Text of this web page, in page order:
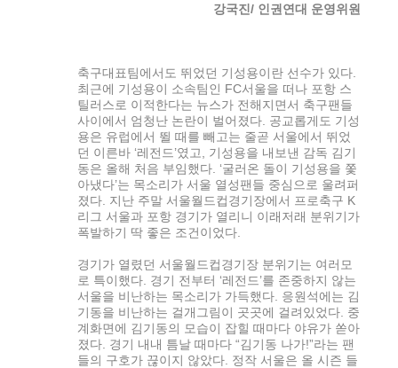
강국진/ 인권연대 운영위원
축구대표팀에서도 뛰었던 기성용이란 선수가 있다.
최근에 기성용이 소속팀인 FC서울을 떠나 포항 스
틸러스로 이적한다는 뉴스가 전해지면서 축구팬들
사이에서 엄청난 논란이 벌어졌다. 공교롭게도 기성
용은 유럽에서 뛸 때를 빼고는 줄곧 서울에서 뛰었
던 이른바 ‘레전드’였고, 기성용을 내보낸 감독 김기
동은 올해 처음 부임했다. ‘굴러온 돌이 기성용을 쫓
아냈다’는 목소리가 서울 열성팬들 중심으로 울려퍼
졌다. 지난 주말 서울월드컵경기장에서 프로축구 K
리그 서울과 포항 경기가 열리니 이래저래 분위기가
폭발하기 딱 좋은 조건이었다.
경기가 열렸던 서울월드컵경기장 분위기는 여러모
로 특이했다. 경기 전부터 ‘레전드’를 존중하지 않는
서울을 비난하는 목소리가 가득했다. 응원석에는 김
기동을 비난하는 걸개그림이 곳곳에 걸려있었다. 중
계화면에 김기동의 모습이 잡힐 때마다 야유가 쏟아
졌다. 경기 내내 틈날 때마다 “김기동 나가!”라는 팬
들의 구호가 끊이지 않았다. 정작 서울은 올 시즌 들